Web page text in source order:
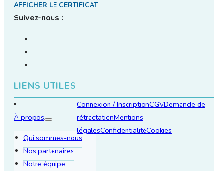
AFFICHER LE CERTIFICAT
Suivez-nous :
LIENS UTILES
À propos
Qui sommes-nous
Nos partenaires
Notre équipe
Connexion / InscriptionCGVDemande de
rétractationMentions
légalesConfidentialitéCookies